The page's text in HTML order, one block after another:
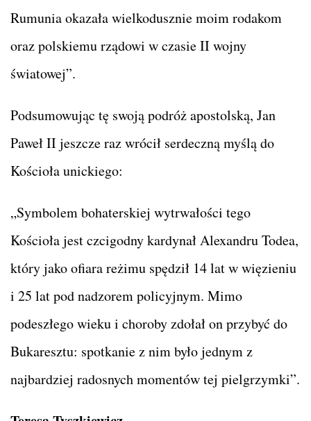
Rumunia okazała wielkodusznie moim rodakom
oraz polskiemu rządowi w czasie II wojny
światowej”.
Podsumowując tę swoją podróż apostolską, Jan
Paweł II jeszcze raz wrócił serdeczną myślą do
Kościoła unickiego:
„Symbolem bohaterskiej wytrwałości tego
Kościoła jest czcigodny kardynał Alexandru Todea,
który jako ofiara reżimu spędził 14 lat w więzieniu
i 25 lat pod nadzorem policyjnym. Mimo
podeszłego wieku i choroby zdołał on przybyć do
Bukaresztu: spotkanie z nim było jednym z
najbardziej radosnych momentów tej pielgrzymki”.